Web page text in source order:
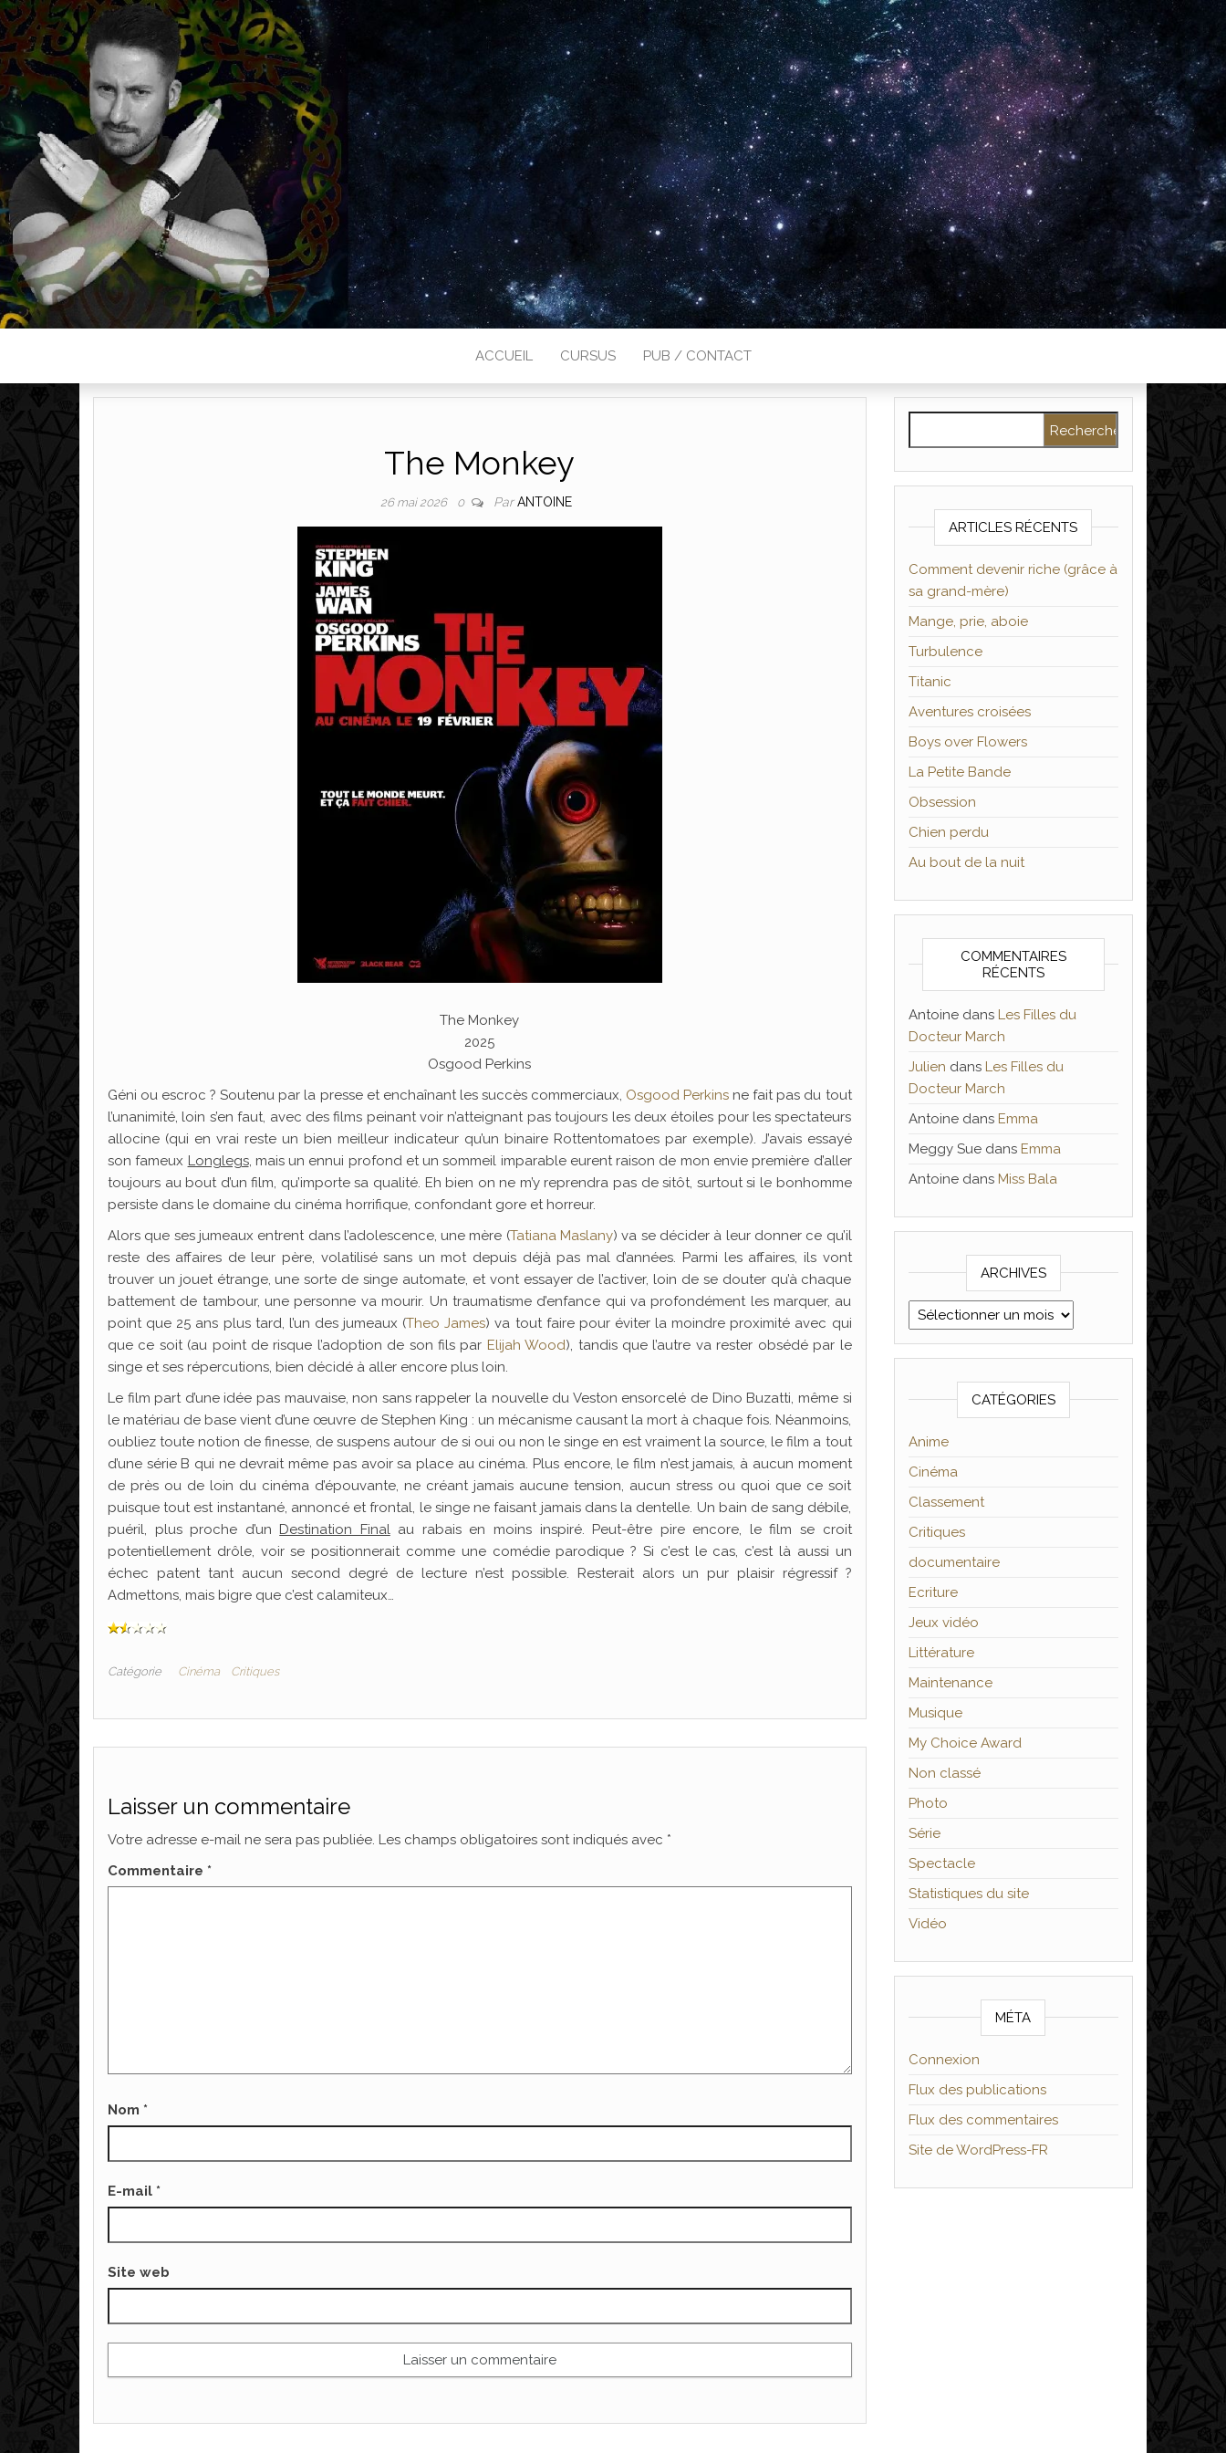
Plus de 2800 critiques de films
ACCUEIL CURSUS PUB / CONTACT
The Monkey
26 mai 2026 0 ParANTOINE
The Monkey
2025
Osgood Perkins
Géni ou escroc ? Soutenu par la presse et enchaînant les succès commerciaux, Osgood Perkins ne fait pas du tout
l’unanimité, loin s’en faut, avec des films peinant voir n’atteignant pas toujours les deux étoiles pour les spectateurs
allocine (qui en vrai reste un bien meilleur indicateur qu’un binaire Rottentomatoes par exemple). J’avais essayé
son fameux Longlegs, mais un ennui profond et un sommeil imparable eurent raison de mon envie première d’aller
toujours au bout d’un film, qu’importe sa qualité. Eh bien on ne m’y reprendra pas de sitôt, surtout si le bonhomme
persiste dans le domaine du cinéma horrifique, confondant gore et horreur.
Alors que ses jumeaux entrent dans l’adolescence, une mère (Tatiana Maslany) va se décider à leur donner ce qu’il
reste des affaires de leur père, volatilisé sans un mot depuis déjà pas mal d’années. Parmi les affaires, ils vont
trouver un jouet étrange, une sorte de singe automate, et vont essayer de l’activer, loin de se douter qu’à chaque
battement de tambour, une personne va mourir. Un traumatisme d’enfance qui va profondément les marquer, au
point que 25 ans plus tard, l’un des jumeaux (Theo James) va tout faire pour éviter la moindre proximité avec qui
que ce soit (au point de risque l’adoption de son fils par Elijah Wood), tandis que l’autre va rester obsédé par le
singe et ses répercutions, bien décidé à aller encore plus loin.
Le film part d’une idée pas mauvaise, non sans rappeler la nouvelle du Veston ensorcelé de Dino Buzatti, même si
le matériau de base vient d’une œuvre de Stephen King : un mécanisme causant la mort à chaque fois. Néanmoins,
oubliez toute notion de finesse, de suspens autour de si oui ou non le singe en est vraiment la source, le film a tout
d’une série B qui ne devrait même pas avoir sa place au cinéma. Plus encore, le film n’est jamais, à aucun moment
de près ou de loin du cinéma d’épouvante, ne créant jamais aucune tension, aucun stress ou quoi que ce soit
puisque tout est instantané, annoncé et frontal, le singe ne faisant jamais dans la dentelle. Un bain de sang débile,
puéril, plus proche d’un Destination Finalau rabais en moins inspiré. Peut-être pire encore, le film se croit
potentiellement drôle, voir se positionnerait comme une comédie parodique ? Si c’est le cas, c’est là aussi un
échec patent tant aucun second degré de lecture n’est possible. Resterait alors un pur plaisir régressif ?
Admettons, mais bigre que c’est calamiteux…
Catégorie Cinéma Critiques
Laisser un commentaire
Votre adresse e-mail ne sera pas publiée. Les champs obligatoires sont indiqués avec *
Commentaire *
Nom *
E-mail *
Site web
ARTICLES RÉCENTS
Comment devenir riche (grâce à
sa grand-mère)
Mange, prie, aboie
Turbulence
Titanic
Aventures croisées
Boys over Flowers
La Petite Bande
Obsession
Chien perdu
Au bout de la nuit
COMMENTAIRES
RÉCENTS
Antoinedans Les Filles du
Docteur March
Julien dans Les Filles du
Docteur March
Antoinedans Emma
Meggy Suedans Emma
Antoinedans Miss Bala
ARCHIVES
Archives
CATÉGORIES
Anime
Cinéma
Classement
Critiques
documentaire
Ecriture
Jeux vidéo
Littérature
Maintenance
Musique
My Choice Award
Non classé
Photo
Série
Spectacle
Statistiques du site
Vidéo
MÉTA
Connexion
Flux des publications
Flux des commentaires
Site de WordPress-FR